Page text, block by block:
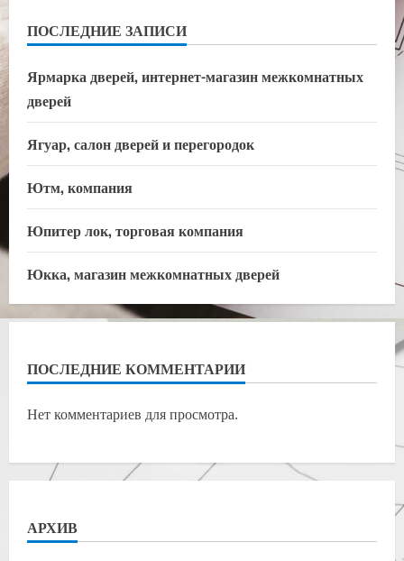
ПОСЛЕДНИЕ ЗАПИСИ
Ярмарка дверей, интернет-магазин межкомнатных
дверей
Ягуар, салон дверей и перегородок
Ютм, компания
Юпитер лок, торговая компания
Юкка, магазин межкомнатных дверей
ПОСЛЕДНИЕ КОММЕНТАРИИ
Нет комментариев для просмотра.
АРХИВ